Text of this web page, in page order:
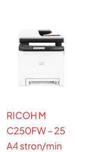
RICOH M
C250FW – 25
A4 stron/min